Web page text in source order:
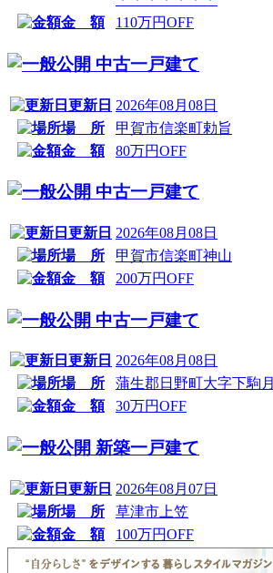
金 額
110万円OFF
中古一戸建て
更新日 2026年08月08日
場 所
甲賀市信楽町勅旨
金 額
80万円OFF
中古一戸建て
更新日 2026年08月08日
場 所
甲賀市信楽町神山
金 額
200万円OFF
中古一戸建て
更新日 2026年08月08日
場 所
蒲生郡日野町大字下駒月
金 額
30万円OFF
新築一戸建て
更新日 2026年08月07日
場 所
草津市上笠
金 額
100万円OFF